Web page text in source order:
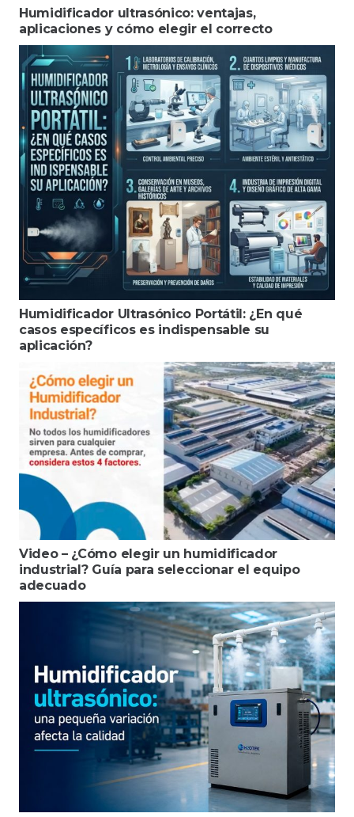
Humidificador ultrasónico: ventajas,
aplicaciones y cómo elegir el correcto
Humidificador Ultrasónico Portátil: ¿En qué
casos específicos es indispensable su
aplicación?
Video – ¿Cómo elegir un humidificador
industrial? Guía para seleccionar el equipo
adecuado